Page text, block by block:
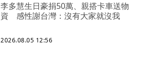
李多慧生日豪捐50萬、親搭卡車送物
資 感性謝台灣：沒有大家就沒我
2026.08.05 12:56